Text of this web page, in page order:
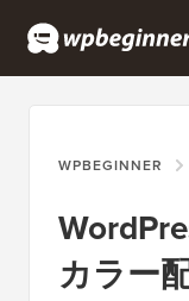
WPBEGINNER
カラー